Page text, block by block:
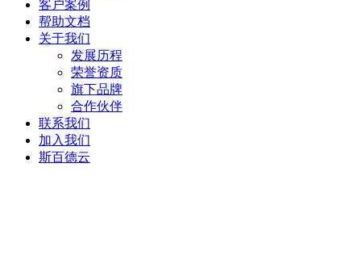
客户案例
帮助文档
关于我们
发展历程
荣誉资质
旗下品牌
合作伙伴
联系我们
加入我们
斯百德云